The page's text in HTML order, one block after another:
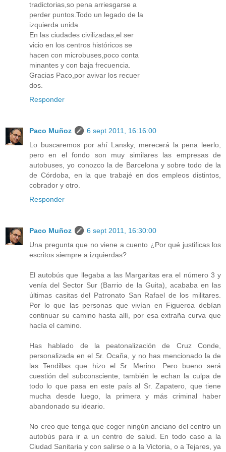
tradictorias,so pena arriesgarse a
perder puntos.Todo un legado de la
izquierda unida.
En las ciudades civilizadas,el ser
vicio en los centros históricos se
hacen con microbuses,poco conta
minantes y con baja frecuencia.
Gracias Paco,por avivar los recuer
dos.
Responder
Paco Muñoz
6 sept 2011, 16:16:00
Lo buscaremos por ahí Lansky, merecerá la pena leerlo,
pero en el fondo son muy similares las empresas de
autobuses, yo conozco la de Barcelona y sobre todo de la
de Córdoba, en la que trabajé en dos empleos distintos,
cobrador y otro.
Responder
Paco Muñoz
6 sept 2011, 16:30:00
Una pregunta que no viene a cuento ¿Por qué justificas los
escritos siempre a izquierdas?
El autobús que llegaba a las Margaritas era el número 3 y
venía del Sector Sur (Barrio de la Guita), acababa en las
últimas casitas del Patronato San Rafael de los militares.
Por lo que las personas que vivían en Figueroa debían
continuar su camino hasta allí, por esa extraña curva que
hacía el camino.
Has hablado de la peatonalización de Cruz Conde,
personalizada en el Sr. Ocaña, y no has mencionado la de
las Tendillas que hizo el Sr. Merino. Pero bueno será
cuestión del subconsciente, también le echan la culpa de
todo lo que pasa en este país al Sr. Zapatero, que tiene
mucha desde luego, la primera y más criminal haber
abandonado su ideario.
No creo que tenga que coger ningún anciano del centro un
autobús para ir a un centro de salud. En todo caso a la
Ciudad Sanitaria y con salirse o a la Victoria, o a Tejares, ya